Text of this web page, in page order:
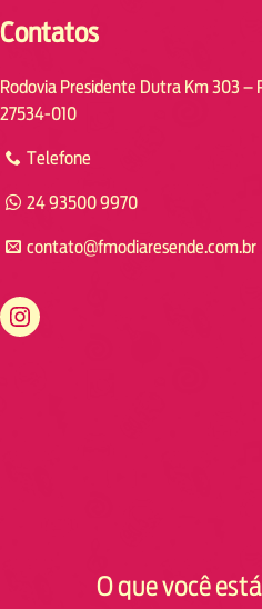
Contatos
Rodovia Presidente Dutra Km 303 –
27534-010
Telefone
24 93500 9970
contato@fmodiaresende.com.br
https://www.instagram.com/fmodiaresende
O que você